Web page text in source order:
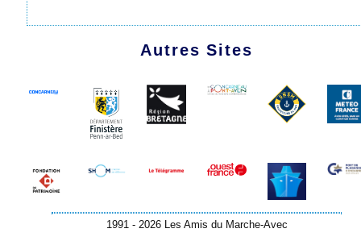
Autres Sites
1991 - 2026 Les Amis du Marche-Avec